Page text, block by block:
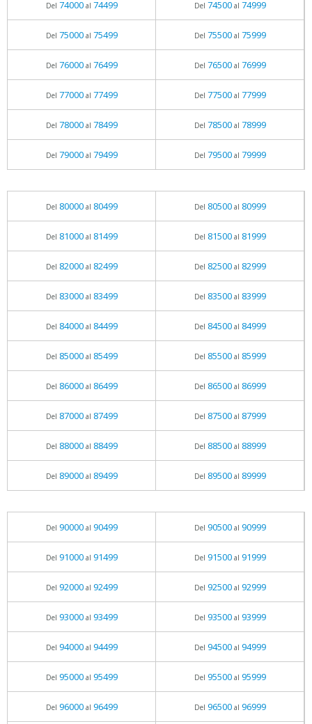
Del 74000al 74499 Del 74500al 74999
Del 75000al 75499 Del 75500al 75999
Del 76000al 76499 Del 76500al 76999
Del 77000al 77499 Del 77500al 77999
Del 78000al 78499 Del 78500al 78999
Del 79000al 79499 Del 79500al 79999
Del 80000al 80499 Del 80500al 80999
Del 81000al 81499 Del 81500al 81999
Del 82000al 82499 Del 82500al 82999
Del 83000al 83499 Del 83500al 83999
Del 84000al 84499 Del 84500al 84999
Del 85000al 85499 Del 85500al 85999
Del 86000al 86499 Del 86500al 86999
Del 87000al 87499 Del 87500al 87999
Del 88000al 88499 Del 88500al 88999
Del 89000al 89499 Del 89500al 89999
Del 90000al 90499 Del 90500al 90999
Del 91000al 91499 Del 91500al 91999
Del 92000al 92499 Del 92500al 92999
Del 93000al 93499 Del 93500al 93999
Del 94000al 94499 Del 94500al 94999
Del 95000al 95499 Del 95500al 95999
Del 96000al 96499 Del 96500al 96999